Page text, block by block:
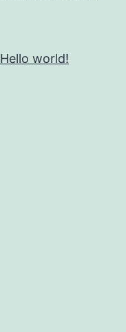
Hello world!